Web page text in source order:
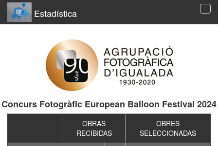
Estadística
Concurs Fotogràfic European Balloon Festival 2024
OBRAS
RECIBIDAS
OBRES
SELECCIONADAS